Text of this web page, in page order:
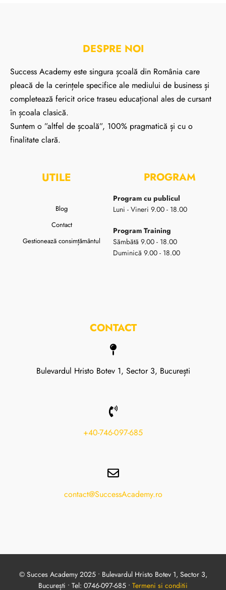
DESPRE NOI
Success Academy este singura școală din România care
pleacă de la cerințele specifice ale mediului de business și
completează fericit orice traseu educațional ales de cursant
în școala clasică.
Suntem o ”altfel de școală”, 100% pragmatică și cu o
finalitate clară.
UTILE
Blog
Contact
Gestionează consimțământul
PROGRAM
Program cu publicul
Luni - Vineri 9.00 - 18.00
Program Training
Sămbătă 9.00 - 18.00
Duminică 9.00 - 18.00
CONTACT
Bulevardul Hristo Botev 1, Sector 3, București
+40-746-097-685
contact@SuccessAcademy.ro
© Succes Academy 2025 • Bulevardul Hristo Botev 1, Sector 3,
București • Tel: 0746-097-685 • Termeni si conditii